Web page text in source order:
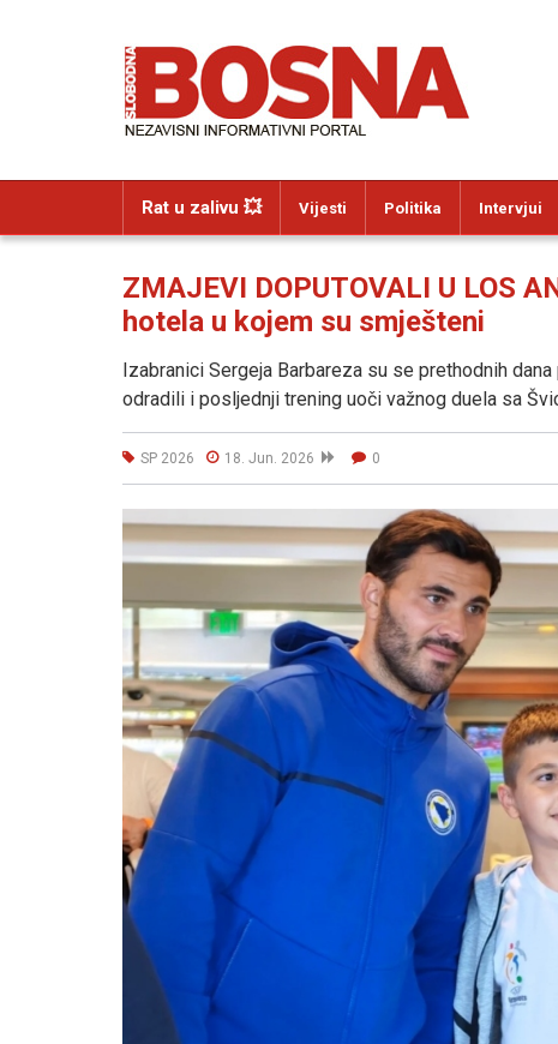
Rat u zalivu 💥 Vijesti Politika Intervjui
ZMAJEVI DOPUTOVALI U LOS
hotela u kojem su smješteni
Izabranici Sergeja Barbareza su se prethodnih
odradili i posljednji trening uoči važnog duela sa
SP 2026 18. Jun. 2026 0